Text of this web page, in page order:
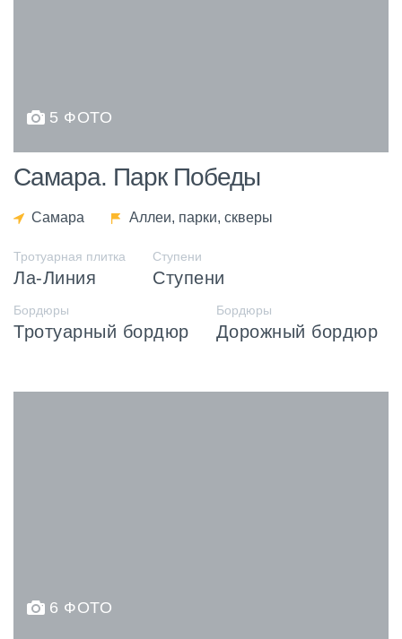
5 ФОТО
Самара. Парк Победы
Самара Аллеи, парки, скверы
Тротуарная плитка
Ла-Линия
Ступени
Ступени
Бордюры
Тротуарный бордюр
Бордюры
Дорожный бордюр
6 ФОТО